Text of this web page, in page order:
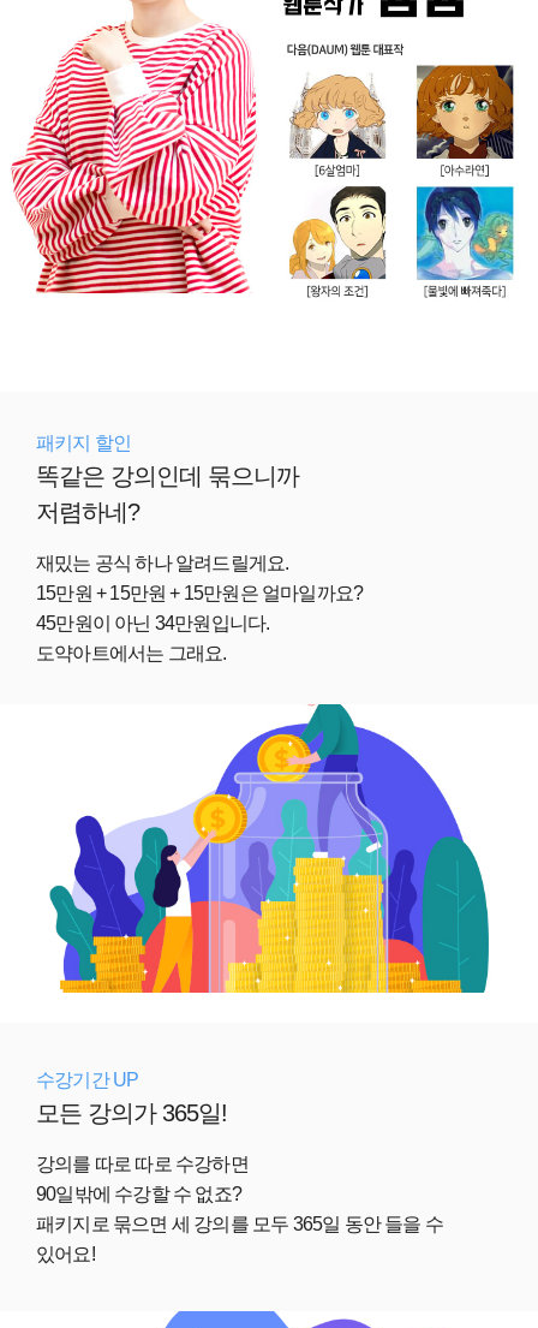
패키지 할인
똑같은 강의인데 묶으니까
저렴하네?
재밌는 공식 하나 알려드릴게요.
15만원 + 15만원 + 15만원은 얼마일까요?
45만원이 아닌 34만원입니다.
도약아트에서는 그래요.
수강기간 UP
모든 강의가 365일!
강의를 따로 따로 수강하면
90일밖에 수강할 수 없죠?
패키지로 묶으면 세 강의를 모두 365일 동안 들을 수
있어요!